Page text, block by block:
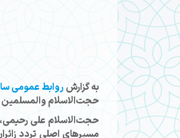
به گزارش روابط عمومی
حجت‌الاسلام والمسلمین
حجت‌الاسلام علی رحیمی،
مسیرهای اصلی تردد